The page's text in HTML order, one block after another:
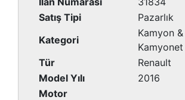
Satış Tipi
Pazarlık
Kategori
Kamyon &
Kamyonet
Tür
Renault
Model Yılı
2016
Motor